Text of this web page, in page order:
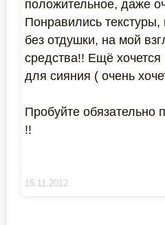
положительное, даже
Понравились текстуры,
без отдушки, на мой
средства!! Ещё хочется
для сияния ( очень
Пробуйте обязательно
!!
15.11.2012